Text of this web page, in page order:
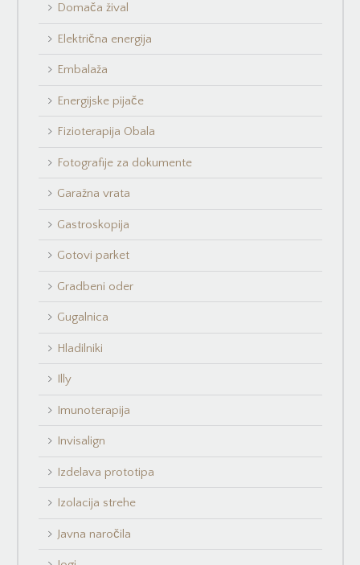
Domača žival
Električna energija
Embalaža
Energijske pijače
Fizioterapija Obala
Fotografije za dokumente
Garažna vrata
Gastroskopija
Gotovi parket
Gradbeni oder
Gugalnica
Hladilniki
Illy
Imunoterapija
Invisalign
Izdelava prototipa
Izolacija strehe
Javna naročila